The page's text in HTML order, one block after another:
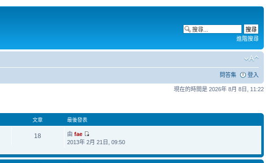
進階搜尋
問答集 登入
現在的時間是 2026年 8月 8日, 11:22
文章 最後發表
18 由fae
2013年 2月 21日, 09:50